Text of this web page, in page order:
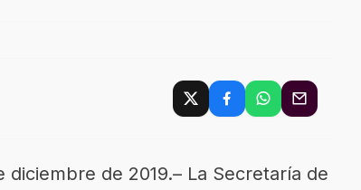
diciembre de 2019.– La Secretaría de